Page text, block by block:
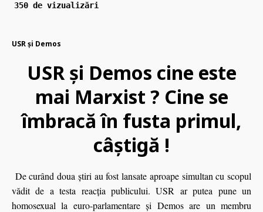
350 de vizualizări
USR și Demos
USR și Demos cine este
mai Marxist ? Cine se
îmbracă în fusta primul,
câștigă !
De curând doua ştiri au fost lansate aproape simultan cu scopul
vădit de a testa reacţia publicului. USR ar putea pune un
homosexual la euro-parlamentare şi Demos are un membru